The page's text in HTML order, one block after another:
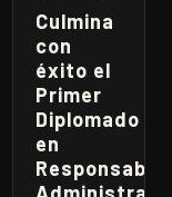
Culmina
con
éxito el
Primer
Diplomado
en